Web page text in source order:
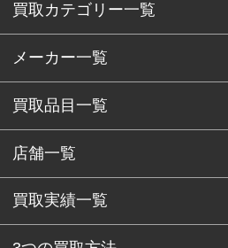
買取カテゴリー一覧
メーカー一覧
買取品目一覧
店舗一覧
買取実績一覧